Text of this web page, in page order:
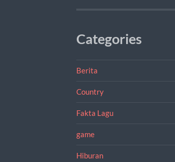
Categories
Berita
Country
Fakta Lagu
game
Hiburan